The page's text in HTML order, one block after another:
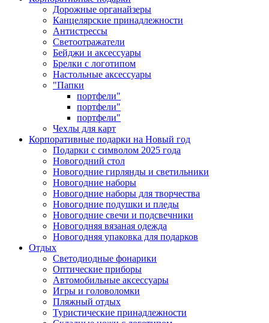
Дорожные органайзеры
Канцелярские принадлежности
Антистрессы
Светоотражатели
Бейджи и аксессуары
Брелки с логотипом
Настольные аксессуары
"Папки
портфели"
портфели"
портфели"
Чехлы для карт
Корпоративные подарки на Новый год
Подарки с символом 2025 года
Новогодний стол
Новогодние гирлянды и светильники
Новогодние наборы
Новогодние наборы для творчества
Новогодние подушки и пледы
Новогодние свечи и подсвечники
Новогодняя вязаная одежда
Новогодняя упаковка для подарков
Отдых
Светодиодные фонарики
Оптические приборы
Автомобильные аксессуары
Игры и головоломки
Пляжный отдых
Туристические принадлежности